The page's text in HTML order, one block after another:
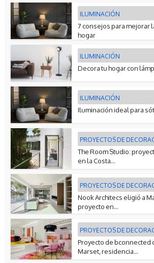
ILUMINACIÓN
7 consejos para mejorar
hogar
ILUMINACIÓN
Decora tu hogar con
ILUMINACIÓN
Iluminación ideal para
PROYECTOS DE
The Room Studio:
en la Costa...
PROYECTOS DE
Nook Architecs eligió a
proyecto en...
PROYECTOS DE
Proyecto de bconnected
Marset, residencia...